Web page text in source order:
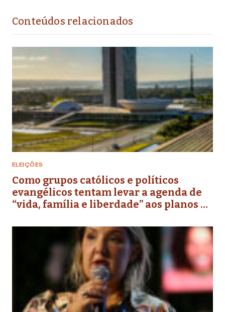
Conteúdos relacionados
ELEIÇÕES
Como grupos católicos e políticos
evangélicos tentam levar a agenda de
“vida, família e liberdade” aos planos de